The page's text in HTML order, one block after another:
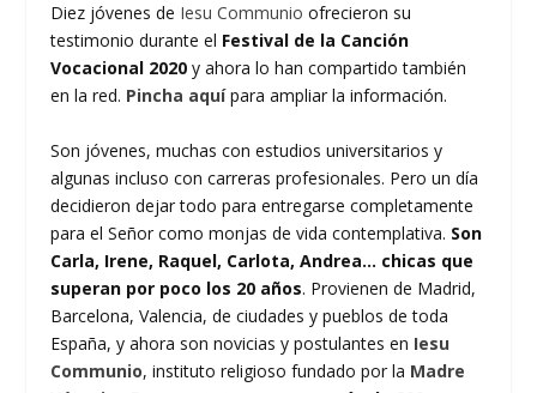
Diez jóvenes de Iesu Communio ofrecieron su
testimonio durante el Festival de la Canción
Vocacional 2020 y ahora lo han compartido también
en la red. Pincha aquí para ampliar la información.
Son jóvenes, muchas con estudios universitarios y
algunas incluso con carreras profesionales. Pero un día
decidieron dejar todo para entregarse completamente
para el Señor como monjas de vida contemplativa. Son
Carla, Irene, Raquel, Carlota, Andrea… chicas que
superan por poco los 20 años. Provienen de Madrid,
Barcelona, Valencia, de ciudades y pueblos de toda
España, y ahora son novicias y postulantes en Iesu
Communio, instituto religioso fundado por la Madre